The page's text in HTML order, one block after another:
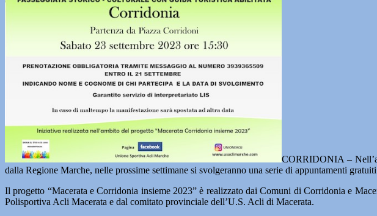
CORRIDONIA –
dalla Regione Marche, nelle prossime settimane si svolgeranno una serie di appuntamenti
Il progetto “Macerata e Corridonia insieme 2023” è realizzato dai Comuni di Corridonia e
Polisportiva Acli Macerata e dal comitato provinciale dell’U.S. Acli di Macerata.